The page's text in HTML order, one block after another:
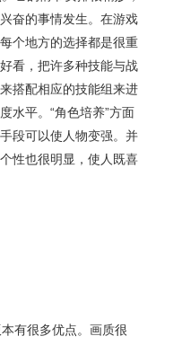
奋的事情发生。在游戏
个地方的选择都是很重
看，把许多种技能与战
搭配相应的技能组来进
水平。“角色培养”方面
段可以使人物变强。并
性也很明显，使人既喜
有很多优点。画质很